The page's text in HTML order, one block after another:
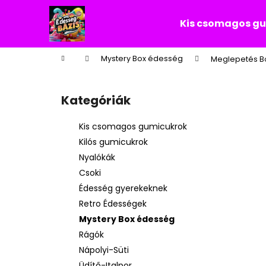
tartalomhoz
Kis csomagos
KezdőlapMystery Box édesség Meglepetés
Kategóriák
átugrása
Kategóriák
Kis csomagos gumicukrok
Kilós gumicukrok
Nyalókák
Csoki
Édesség gyerekeknek
Retro Édességek
Mystery Box édesség
Rágók
Nápolyi-Süti
á
Vissza
a boltba
Vissza
a boltba